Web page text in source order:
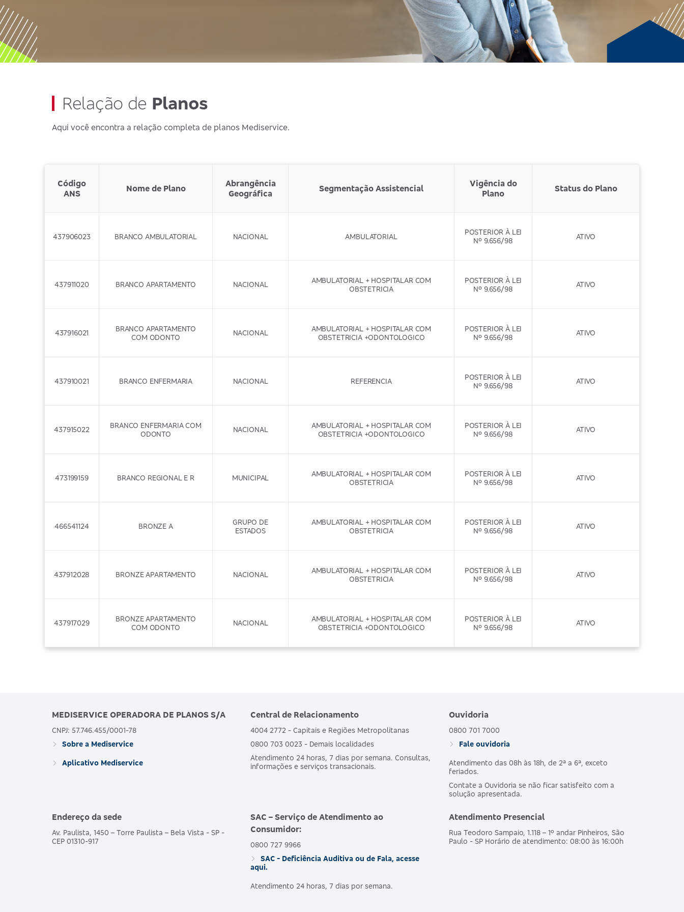
Relação de Planos
Aqui você encontra a relação completa de planos Mediservice.
Código
ANS
Nome de Plano
Abrangência
Geográfica
Segmentação Assistencial
Vigência do
Plano
Status do Plano
437906023 BRANCO AMBULATORIAL NACIONAL AMBULATORIAL
POSTERIOR À LEI
Nº 9.656/98
ATIVO
437911020 BRANCO APARTAMENTO NACIONAL
AMBULATORIAL + HOSPITALAR COM
OBSTETRICIA
POSTERIOR À LEI
Nº 9.656/98
ATIVO
437916021
BRANCO APARTAMENTO
COM ODONTO
NACIONAL
AMBULATORIAL + HOSPITALAR COM
OBSTETRICIA +ODONTOLOGICO
POSTERIOR À LEI
Nº 9.656/98
ATIVO
437910021 BRANCO ENFERMARIA NACIONAL REFERENCIA
POSTERIOR À LEI
Nº 9.656/98
ATIVO
437915022
BRANCO ENFERMARIA COM
ODONTO
NACIONAL
AMBULATORIAL + HOSPITALAR COM
OBSTETRICIA +ODONTOLOGICO
POSTERIOR À LEI
Nº 9.656/98
ATIVO
473199159 BRANCO REGIONAL E R MUNICIPAL
AMBULATORIAL + HOSPITALAR COM
OBSTETRICIA
POSTERIOR À LEI
Nº 9.656/98
ATIVO
466541124 BRONZE A
GRUPO DE
ESTADOS
AMBULATORIAL + HOSPITALAR COM
OBSTETRICIA
POSTERIOR À LEI
Nº 9.656/98
ATIVO
437912028 BRONZE APARTAMENTO NACIONAL
AMBULATORIAL + HOSPITALAR COM
OBSTETRICIA
POSTERIOR À LEI
Nº 9.656/98
ATIVO
437917029
BRONZE APARTAMENTO
COM ODONTO
NACIONAL
AMBULATORIAL + HOSPITALAR COM
OBSTETRICIA +ODONTOLOGICO
POSTERIOR À LEI
Nº 9.656/98
ATIVO
469352133 BRONZE C
GRUPO DE
AMBULATORIAL + HOSPITALAR COM
POSTERIOR À LEI
481989186 MDSV BRANCO E NACIONAL
AMBULATORIAL + HOSPITALAR COM
POSTERIOR À LEI
Nº 9.656/98
ATIVO
487690203 NACIONAL
AMBULATORIAL + HOSPITALAR COM
OBSTETRICIA
POSTERIOR À LEI
Nº 9.656/98
NACIONAL
AMBULATORIAL + HOSPITALAR COM
MEDISERVICE OPERADORA DE PLANOS S/A
CNPJ: 57.746.455/0001-78
Sobre a Mediservice
Aplicativo Mediservice
Central de Relacionamento
4004 2772 - Capitais e Regiões Metropolitanas
0800 703 0023 - Demais localidades
Atendimento 24 horas, 7 dias por semana. Consultas,
informações e serviços transacionais.
Ouvidoria
0800 701 7000
Fale ouvidoria
Atendimento das 08h às 18h, de 2ª a 6ª, exceto
feriados.
Contate a Ouvidoria se não ficar satisfeito com a
solução apresentada.
Endereço da sede
Av. Paulista, 1450 – Torre Paulista – Bela Vista - SP -
CEP 01310-917
SAC – Serviço de Atendimento ao
Consumidor:
0800 727 9966
SAC - Deficiência Auditiva ou de Fala, acesse
aqui.
Atendimento 24 horas, 7 dias por semana.
Atendimento Presencial
Rua Teodoro Sampaio, 1.118 – 1º andar Pinheiros, São
Paulo - SP Horário de atendimento: 08:00 às 16:00h